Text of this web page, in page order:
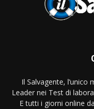
Il Salvagente,
Leader nei Test di
E tutti i giorni online